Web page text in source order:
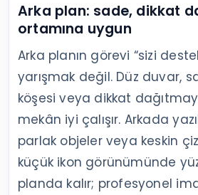
Arka plan: sade, dikkat
ortamına uygun
Arka planın görevi “sizi
yarışmak değil. Düz duvar,
köşesi veya dikkat
mekân iyi çalışır. Arkada
parlak objeler veya keskin
küçük ikon görünümünde
planda kalır; profesyonel